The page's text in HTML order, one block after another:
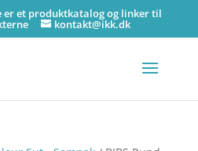
er et produktkatalog og linker til
kontakt@ikk.dk